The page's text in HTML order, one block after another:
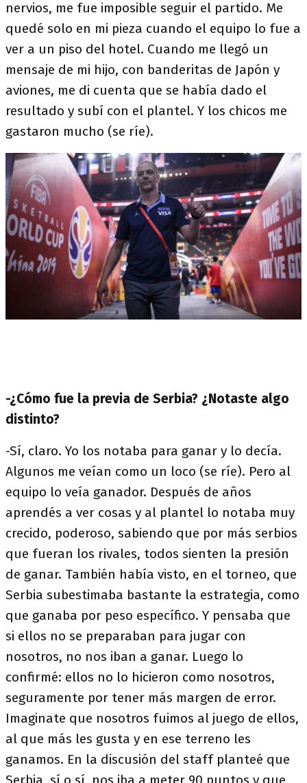
nervios, me fue imposible seguir el partido. Me
quedé solo en mi pieza cuando el equipo lo fue a
ver a un piso del hotel. Cuando me llegó un
mensaje de mi hijo, con banderitas de Japón y
aviones, me di cuenta que se había dado el
resultado y subí con el plantel. Y los chicos me
gastaron mucho (se ríe).
-¿Cómo fue la previa de Serbia? ¿Notaste algo
distinto?
-Sí, claro. Yo los notaba para ganar y lo decía.
Algunos me veían como un loco (se ríe). Pero al
equipo lo veía ganador. Después de años
aprendés a ver cosas y al plantel lo notaba muy
crecido, poderoso, sabiendo que por más serbios
que fueran los rivales, todos sienten la presión
de ganar. También había visto, en el torneo, que
Serbia subestimaba bastante la estrategia, como
que ganaba por peso específico. Y pensaba que
si ellos no se preparaban para jugar con
nosotros, no nos iban a ganar. Luego lo
confirmé: ellos no lo hicieron como nosotros,
seguramente por tener más margen de error.
Imaginate que nosotros fuimos al juego de ellos,
al que más les gusta y en ese terreno les
ganamos. En la discusión del staff planteé que
Serbia, sí o sí, nos iba a meter 90 puntos y que,